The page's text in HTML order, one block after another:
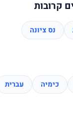
קרובות
נס ציונה
כימיה עברית